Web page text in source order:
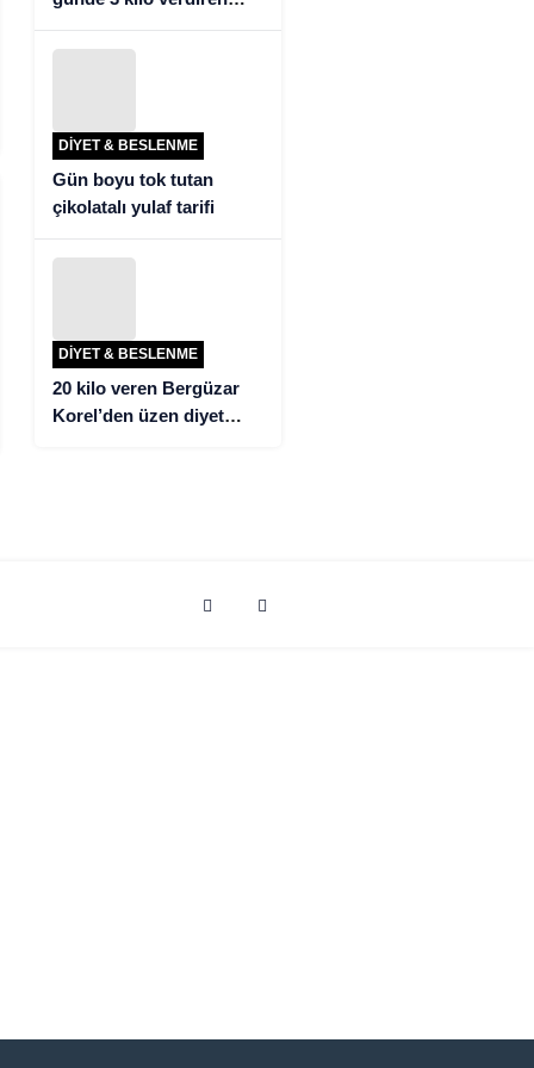
detoks tarifi!
DIYET & BESLENME
Gün boyu tok tutan
çikolatalı yulaf tarifi
DIYET & BESLENME
20 kilo veren Bergüzar
Korel’den üzen diyet